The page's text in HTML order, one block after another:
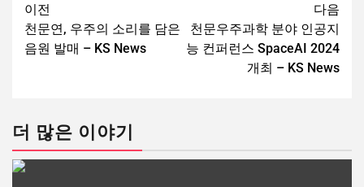
이전
천문연, 우주의 소리를 담은
음원 발매 – KS News
다음
천문우주과학 분야 인공지
능 컨퍼런스 SpaceAI 2024
개최 – KS News
더 많은 이야기